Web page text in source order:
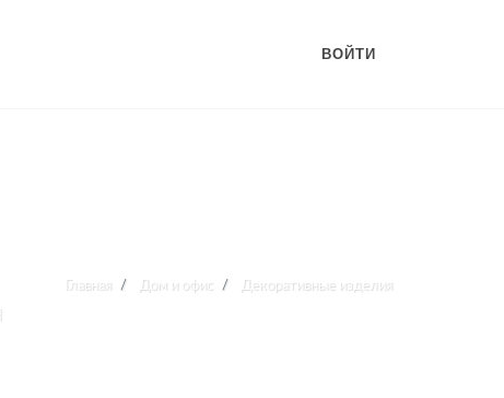
ВОЙТИ
Главная Дом и офис Декоративные изделия